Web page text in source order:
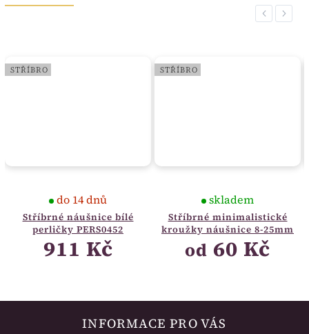
Previous
STŘÍBRO
Stříbrné náušnice bílé
perličky PERS0452
do 14 dnů
911 Kč
STŘÍBRO
Stříbrné minimalistické
kroužky náušnice 8-25mm
skladem
od 60 Kč
Next
INFORMACE PRO VÁS